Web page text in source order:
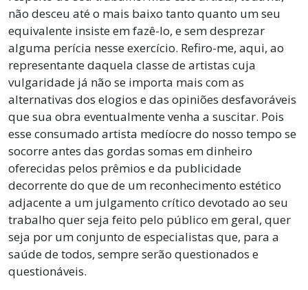
não desceu até o mais baixo tanto quanto um seu
equivalente insiste em fazê-lo, e sem desprezar
alguma perícia nesse exercício. Refiro-me, aqui, ao
representante daquela classe de artistas cuja
vulgaridade já não se importa mais com as
alternativas dos elogios e das opiniões desfavoráveis
que sua obra eventualmente venha a suscitar. Pois
esse consumado artista medíocre do nosso tempo se
socorre antes das gordas somas em dinheiro
oferecidas pelos prêmios e da publicidade
decorrente do que de um reconhecimento estético
adjacente a um julgamento crítico devotado ao seu
trabalho quer seja feito pelo público em geral, quer
seja por um conjunto de especialistas que, para a
saúde de todos, sempre serão questionados e
questionáveis.